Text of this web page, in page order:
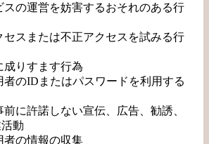
の運営を妨害するおそれのある行
スまたは不正アクセスを試みる行
りすます行為
のIDまたはパスワードを利用する
に許諾しない宣伝、広告、勧誘、
動
の情報の収集